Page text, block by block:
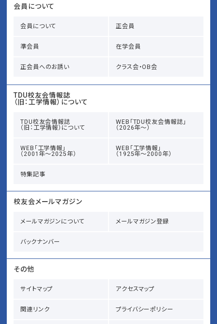
会員について
会員について 正会員
準会員 在学会員
正会員へのお誘い クラス会・OB会
TDU校友会情報誌
（旧：工学情報）について
TDU校友会情報誌
（旧：工学情報）について
WEB「TDU校友会情報誌」
（2026年～）
WEB「工学情報」
（2001年～2025年）
WEB「工学情報」
（1925年～2000年）
特集記事
校友会メールマガジン
メールマガジンについて メールマガジン登録
バックナンバー
その他
サイトマップ アクセスマップ
関連リンク プライバシーポリシー